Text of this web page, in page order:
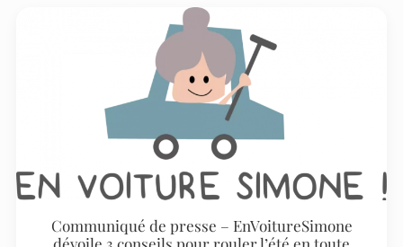
Communiqué de presse – EnVoitureSimone